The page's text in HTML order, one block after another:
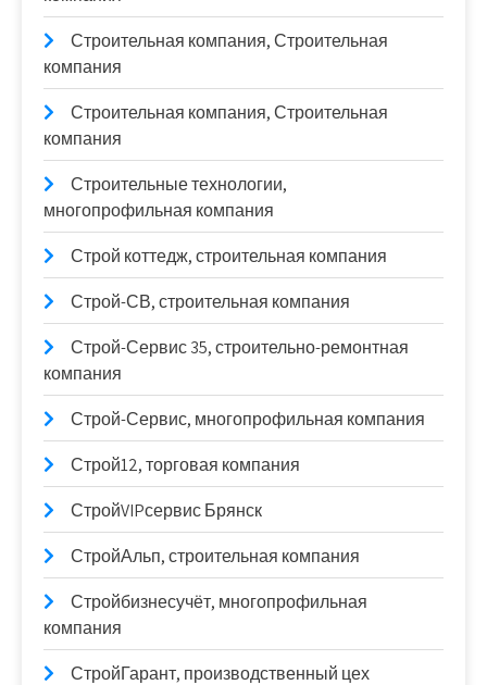
Строительная компания, Строительная
компания
Строительная компания, Строительная
компания
Строительные технологии,
многопрофильная компания
Строй коттедж, строительная компания
Строй-СВ, строительная компания
Строй-Сервис 35, строительно-ремонтная
компания
Строй-Сервис, многопрофильная компания
Строй12, торговая компания
СтройVIPсервис Брянск
СтройАльп, строительная компания
Стройбизнесучёт, многопрофильная
компания
СтройГарант, производственный цех